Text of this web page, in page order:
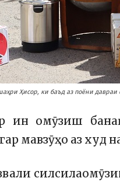
Ҳисор, ки баъд аз поёни
ин омӯзиш
мавзӯҳо аз худ